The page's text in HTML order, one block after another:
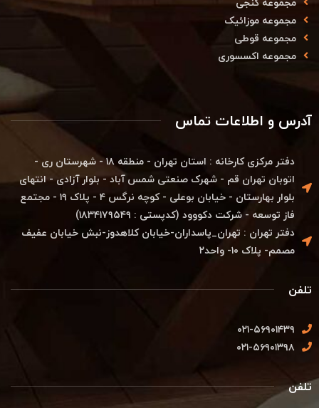
مجموعه موزائیک
مجموعه قوطی
مجموعه اکسسوری
آدرس و اطلاعات تماس
دفتر مرکزی کارخانه : استان تهران - منطقه ۱۸ - شهرستان ری -
اتوبان تهران قم - شهرک صنعتی شمس آباد - بلوار آزادی - انتهای
بلوار بهارستان - خیابان بوعلی - کوچه نرگس ۴ - پلاک ۱۹ - مجتمع
فاز توسعه - شرکت دکووود (کدپستی : ۱۸۳۴۱۷۹۵۴۹)
دفتر تهران : تهران_پاسداران-خیابان کلاهدوز-نبش خیابان عفیف
مصمم- پلاک ۱۰- واحد۲
تلفن
۰۲۱-۵۶۹۰۱۴۳۹
۰۲۱-۵۶۹۰۱۳۹۸
تلفن